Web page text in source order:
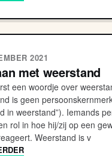
2021
met weerstand
een woordje over
is geen
in weerstand”). Iemands
rol in hoe hij/zij op een
Weerstand is v